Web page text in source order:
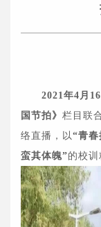
2021年4月16
国节拍》 栏目联
络直播，以“青春
蛮其体魄”的校训